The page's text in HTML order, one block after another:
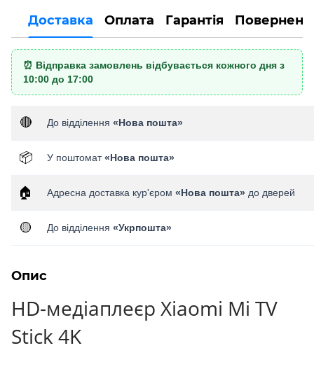
Доставка Оплата Гарантія
⏰ Відправка замовлень відбувається кожного дня з
10:00 до 17:00
🔴 До відділення «Нова пошта»
📦 У поштомат«Нова пошта»
🏠 Адресна доставка кур'єром «Нова пошта» до дверей
🟡 До відділення «Укрпошта»
Опис
HD-медіаплеєр Xiaomi Mi TV
Stick 4K